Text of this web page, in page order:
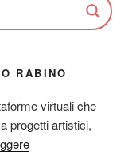
RABINO
virtuali che
progetti artistici,